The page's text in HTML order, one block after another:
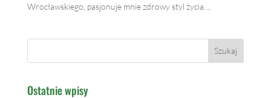
Wrocławskiego, pasjonuje mnie zdrowy styl życia....
Ostatnie wpisy